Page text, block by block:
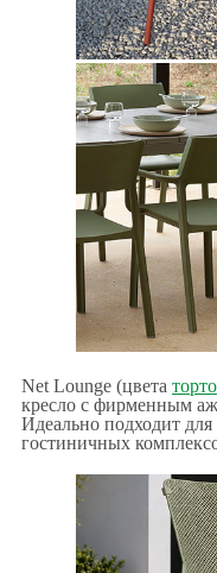
Net Lounge (цвета
кресло с фирменным
Идеально подходит
гостиничных